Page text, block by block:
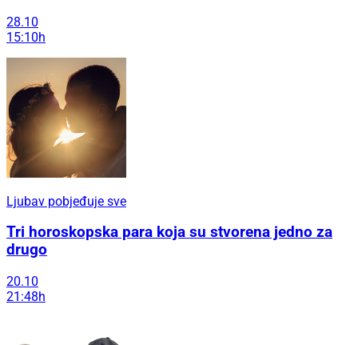
28.10
15:10h
Ljubav pobjeđuje sve
Tri horoskopska para koja su stvorena jedno za
drugo
20.10
21:48h